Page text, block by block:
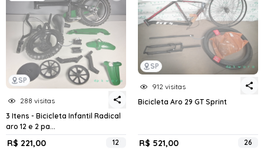
SP
288 visitas
3 Itens - Bicicleta Infantil Radical
aro 12 e 2 pa...
R$ 221,00 12
SP
912 visitas
Bicicleta Aro 29 GT Sprint
R$ 521,00 26